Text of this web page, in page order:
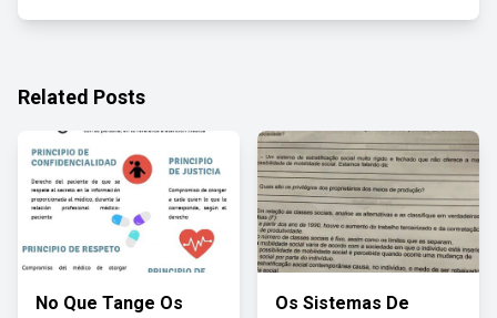
Related Posts
No Que Tange Os
Os Sistemas De